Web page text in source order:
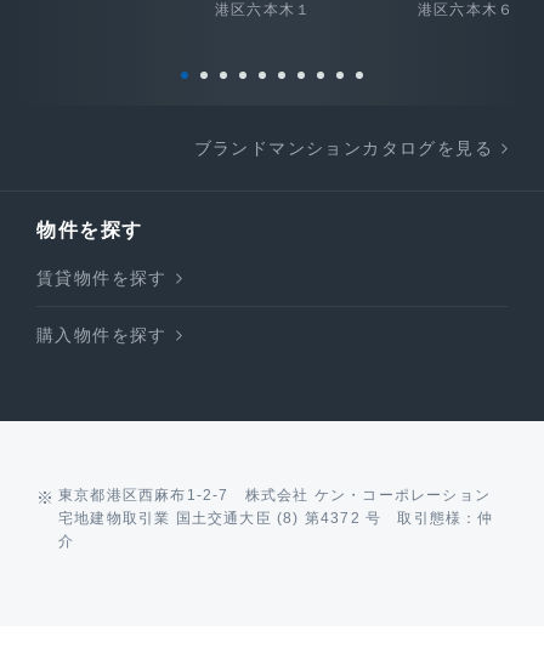
港区六本木１
港区六本木６
ブランドマンションカタログを見る
物件を探す
賃貸物件を探す
購入物件を探す
東京都港区西麻布1-2-7 株式会社 ケン・コーポレーション
宅地建物取引業 国土交通大臣 (8) 第4372 号 取引態様：仲
介